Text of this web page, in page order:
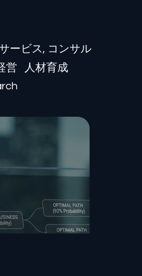
ービス, コンサル
営
人材育成